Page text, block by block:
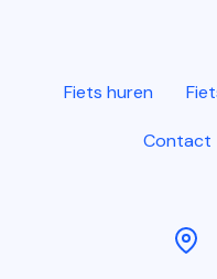
Fiets huren
Contact